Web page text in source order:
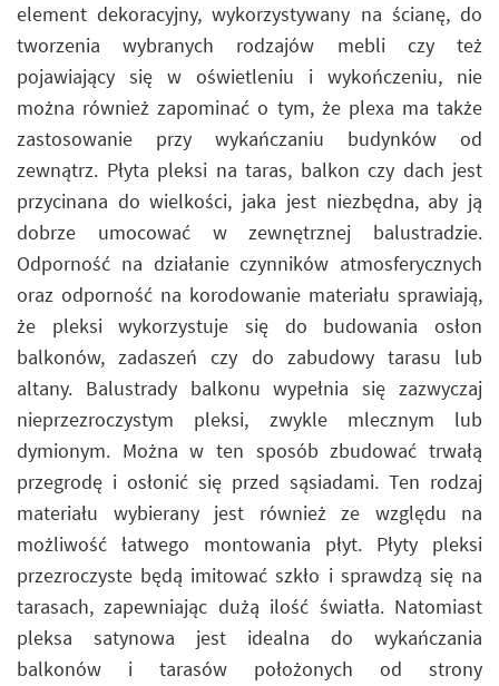
element dekoracyjny, wykorzystywany na ścianę, do
tworzenia wybranych rodzajów mebli czy też
pojawiający się w oświetleniu i wykończeniu, nie
można również zapominać o tym, że plexa ma także
zastosowanie przy wykańczaniu budynków od
zewnątrz. Płyta pleksi na taras, balkon czy dach jest
przycinana do wielkości, jaka jest niezbędna, aby ją
dobrze umocować w zewnętrznej balustradzie.
Odporność na działanie czynników atmosferycznych
oraz odporność na korodowanie materiału sprawiają,
że pleksi wykorzystuje się do budowania osłon
balkonów, zadaszeń czy do zabudowy tarasu lub
altany. Balustrady balkonu wypełnia się zazwyczaj
nieprzezroczystym pleksi, zwykle mlecznym lub
dymionym. Można w ten sposób zbudować trwałą
przegrodę i osłonić się przed sąsiadami. Ten rodzaj
materiału wybierany jest również ze względu na
możliwość łatwego montowania płyt. Płyty pleksi
przezroczyste będą imitować szkło i sprawdzą się na
tarasach, zapewniając dużą ilość światła. Natomiast
pleksa satynowa jest idealna do wykańczania
balkonów i tarasów położonych od strony